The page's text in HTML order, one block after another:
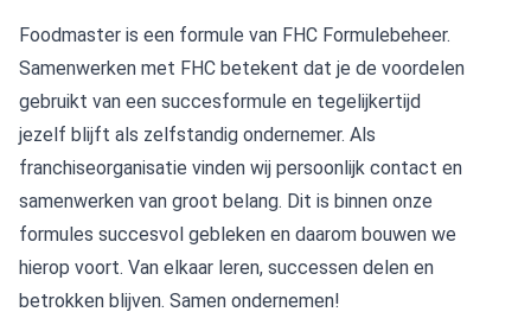
Foodmaster is een formule van FHC Formulebeheer.
Samenwerken met FHC betekent dat je de voordelen
gebruikt van een succesformule en tegelijkertijd
jezelf blijft als zelfstandig ondernemer. Als
franchiseorganisatie vinden wij persoonlijk contact en
samenwerken van groot belang. Dit is binnen onze
formules succesvol gebleken en daarom bouwen we
hierop voort. Van elkaar leren, successen delen en
betrokken blijven. Samen ondernemen!